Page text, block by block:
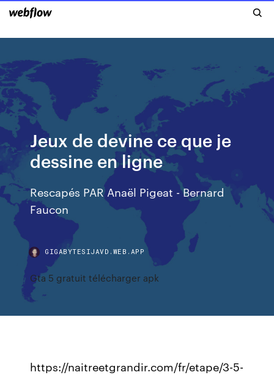
Jeux de devine ce que je
dessine en ligne
Rescapés PAR Anaël Pigeat - Bernard
Faucon
GIGABYTESIJAVD.WEB.APP
Gta 5 gratuit télécharger apk
https://naitreetgrandir.com/fr/etape/3-5-